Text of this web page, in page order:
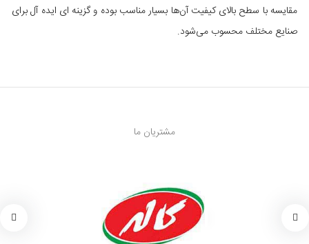
مقایسه با سطح بالای کیفیت آن‌ها بسیار مناسب بوده و گزینه‌ ای ایده‌ آل برای
صنایع مختلف محسوب می‌شود.
مشتریان ما